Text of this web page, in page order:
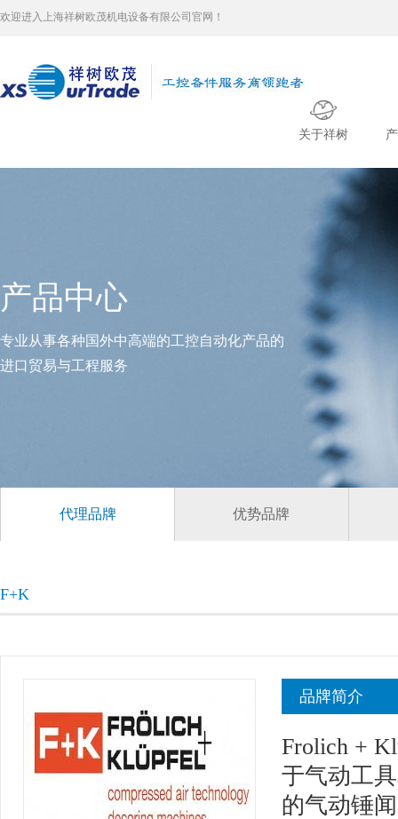
欢迎进入上海祥树欧茂机电设备有限公司官网！
关于祥树
产品中心
专业从事各种国外中高端的工控自动化产品的
进口贸易与工程服务
代理品牌 优势品牌
F+K
品牌简介
Frolich +
于气动工
的气动锤